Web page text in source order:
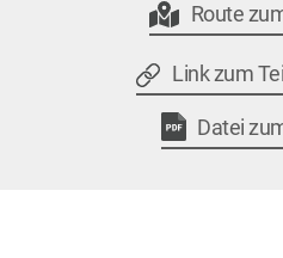
Route
Link zum
Datei